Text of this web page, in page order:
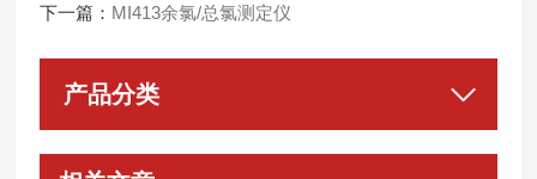
下一篇： MI413余氯/总氯测定仪
产品分类